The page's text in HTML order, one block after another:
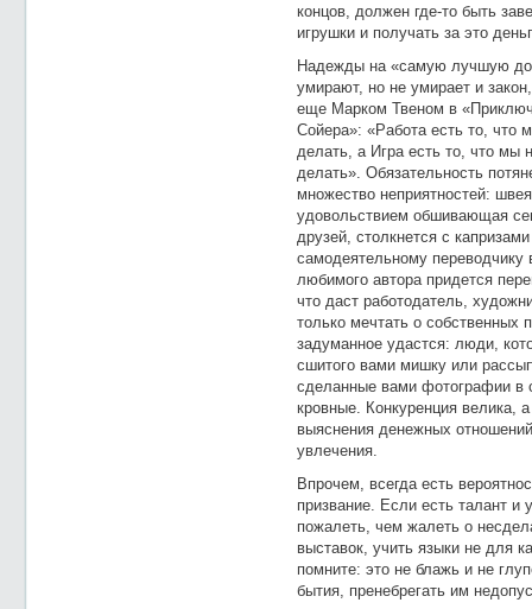
концов, должен где-то быть
игрушки и получать за это
Надежды на «самую лучшую
умирают, но не умирает и
еще Марком Твеном в
Сойера»: «Работа есть то, что
делать, а Игра есть то, что мы
делать». Обязательность
множество неприятностей:
удовольствием обшивающая
друзей, столкнется с
самодеятельному переводчику
любимого автора придется
что даст работодатель,
только мечтать о собственных
задуманное удастся: люди,
сшитого вами мишку или
сделанные вами фотографии в
кровные. Конкуренция велика,
выяснения денежных
увлечения.
Впрочем, всегда есть
призвание. Если есть талант и
пожалеть, чем жалеть о
выставок, учить языки не для
помните: это не блажь и не
бытия, пренебрегать им